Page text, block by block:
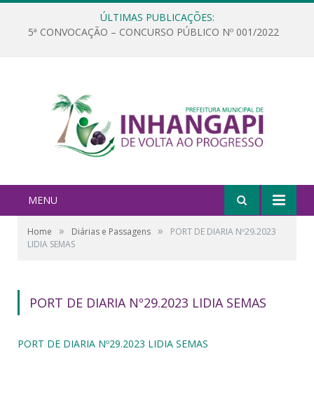
ÚLTIMAS PUBLICAÇÕES:
5ª CONVOCAÇÃO – CONCURSO PÚBLICO Nº 001/2022
MENU
Home » Diárias e Passagens »
PORT DE DIARIA Nº29.2023
LIDIA SEMAS
PORT DE DIARIA Nº29.2023 LIDIA SEMAS
PORT DE DIARIA Nº29.2023 LIDIA SEMAS